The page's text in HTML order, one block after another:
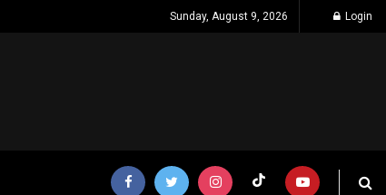
Sunday, August 9, 2026 Login